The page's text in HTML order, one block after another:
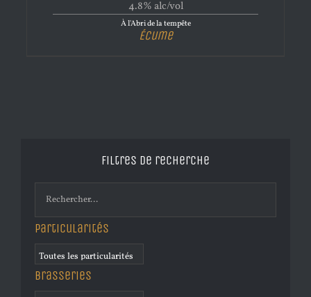
4.8% alc/vol
À l'Abri de la tempête
Écume
Filtres de recherche
Particularités
Brasseries